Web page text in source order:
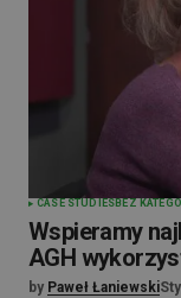
CASE STUDIES BEZ
Wspieramy
AGH
by Paweł Łaniewski